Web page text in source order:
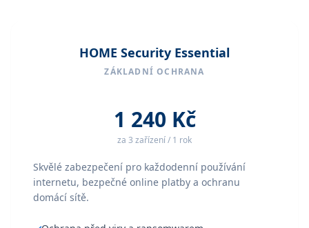
HOME Security Essential
ZÁKLADNÍ OCHRANA
1 240 Kč
za 3 zařízení / 1 rok
Skvělé zabezpečení pro každodenní používání
internetu, bezpečné online platby a ochranu
domácí sítě.